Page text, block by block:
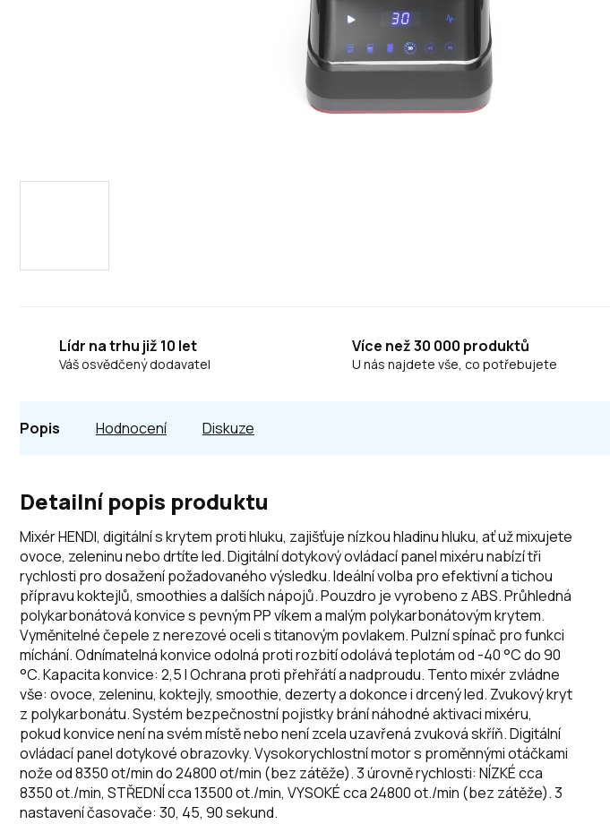
Lídr na trhu již 10 let
Váš osvědčený dodavatel
Více než 30 000 produktů
U nás najdete vše, co potřebujete
Popis Hodnocení Diskuze
Detailní popis produktu
Mixér HENDI, digitální s krytem proti hluku, zajišťuje nízkou hladinu hluku, ať už mixujete
ovoce, zeleninu nebo drtíte led. Digitální dotykový ovládací panel mixéru nabízí tři
rychlosti pro dosažení požadovaného výsledku. Ideální volba pro efektivní a tichou
přípravu koktejlů, smoothies a dalších nápojů. Pouzdro je vyrobeno z ABS. Průhledná
polykarbonátová konvice s pevným PP víkem a malým polykarbonátovým krytem.
Vyměnitelné čepele z nerezové oceli s titanovým povlakem. Pulzní spínač pro funkci
míchání. Odnímatelná konvice odolná proti rozbití odolává teplotám od -40 °C do 90
°C. Kapacita konvice: 2,5 l Ochrana proti přehřátí a nadproudu. Tento mixér zvládne
vše: ovoce, zeleninu, koktejly, smoothie, dezerty a dokonce i drcený led. Zvukový kryt
z polykarbonátu. Systém bezpečnostní pojistky brání náhodné aktivaci mixéru,
pokud konvice není na svém místě nebo není zcela uzavřená zvuková skříň. Digitální
ovládací panel dotykové obrazovky. Vysokorychlostní motor s proměnnými otáčkami
nože od 8350 ot/min do 24800 ot/min (bez zátěže). 3 úrovně rychlosti: NÍZKÉ cca
8350 ot./min, STŘEDNÍ cca 13500 ot./min, VYSOKÉ cca 24800 ot./min (bez zátěže). 3
nastavení časovače: 30, 45, 90 sekund.